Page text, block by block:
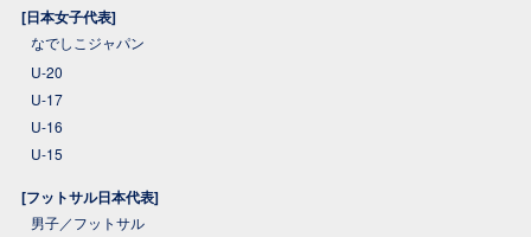
[日本女子代表]
なでしこジャパン
U-20
U-17
U-16
U-15
[フットサル日本代表]
男子／フットサル